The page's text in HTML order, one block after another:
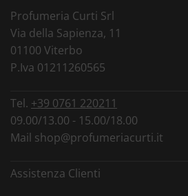
Profumeria Curti Srl
Via della Sapienza, 11
01100 Viterbo
P.Iva 01211260565
Tel. +39 0761 220211
09.00/13.00 - 15.00/18.00
Mail shop@profumeriacurti.it
Assistenza Clienti